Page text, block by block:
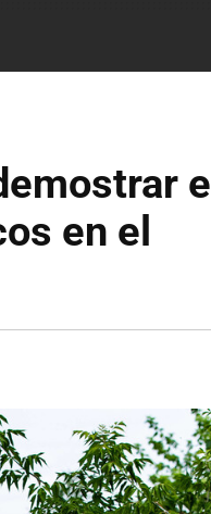
el
en el